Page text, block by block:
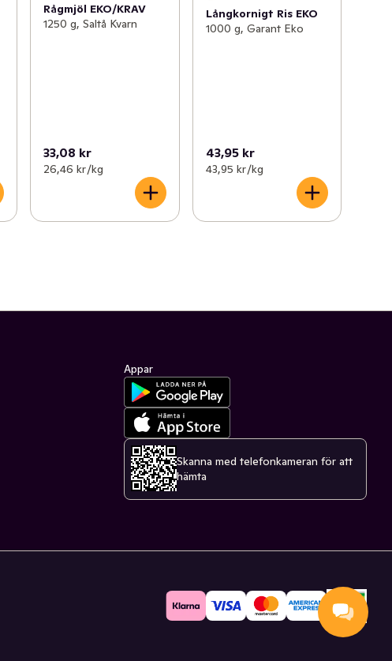
Rågmjöl EKO/KRAV
1250 g, Saltå Kvarn
33,08 kr
26,46 kr /kg
Långkornigt Ris EKO
1000 g, Garant Eko
43,95 kr
43,95 kr /kg
Appar
Skanna med telefonkameran för att
hämta